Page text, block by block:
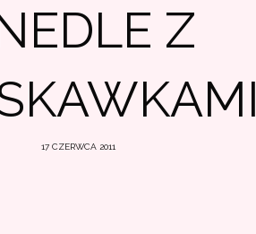
Z
17 CZERWCA 2011